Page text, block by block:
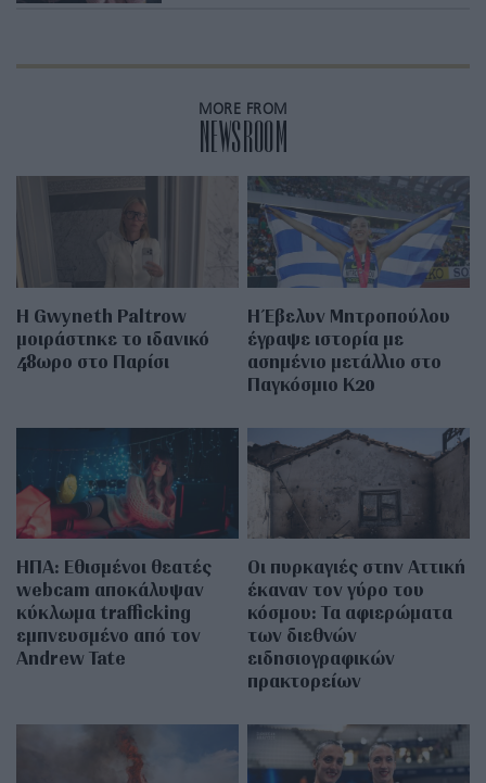
MORE FROM
NEWSROOM
Η Gwyneth Paltrow
μοιράστηκε το ιδανικό
48ωρο στο Παρίσι
Η Έβελυν Μητροπούλου
έγραψε ιστορία με
ασημένιο μετάλλιο στο
Παγκόσμιο Κ20
ΗΠΑ: Εθισμένοι θεατές
webcam αποκάλυψαν
κύκλωμα trafficking
εμπνευσμένο από τον
Andrew Tate
Οι πυρκαγιές στην Αττική
έκαναν τον γύρο του
κόσμου: Τα αφιερώματα
των διεθνών
ειδησιογραφικών
πρακτορείων